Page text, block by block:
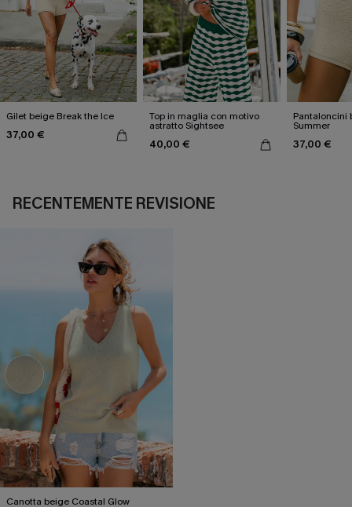
Gilet beige Break the Ice
37,00 €
Top in maglia con motivo
astratto Sightsee
40,00 €
Pantaloncini
Summer
37,00 €
RECENTEMENTE REVISIONE
Canotta beige Coastal Glow